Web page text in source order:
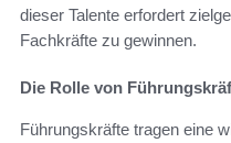
dieser Talente erfordert
Fachkräfte zu gewinnen.
Die Rolle von
Führungskräfte tragen eine